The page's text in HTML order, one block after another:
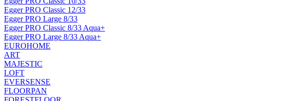
Egger PRO Classic 12/33
Egger PRO Large 8/33
Egger PRO Classic 8/33 Aqua+
Egger PRO Large 8/33 Aqua+
EUROHOME
ART
MAJESTIC
LOFT
EVERSENSE
FLOORPAN